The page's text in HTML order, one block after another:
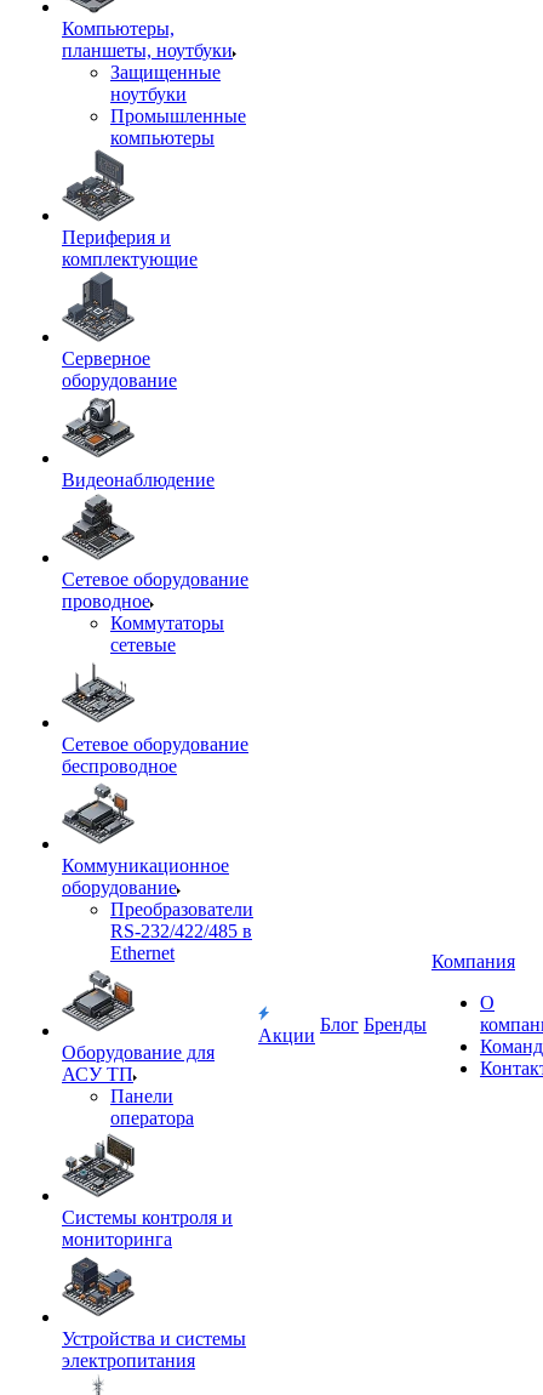
Компьютеры,
планшеты, ноутбуки
Защищенные
ноутбуки
Промышленные
компьютеры
Периферия и
комплектующие
Серверное
оборудование
Видеонаблюдение
Сетевое оборудование
проводное
Коммутаторы
сетевые
Сетевое оборудование
беспроводное
Коммуникационное
оборудование
Преобразователи
RS-232/422/485 в
Ethernet
Оборудование для
АСУ ТП
Панели
оператора
Системы контроля и
мониторинга
Устройства и системы
электропитания
Акции
Блог Бренды
Компания
О